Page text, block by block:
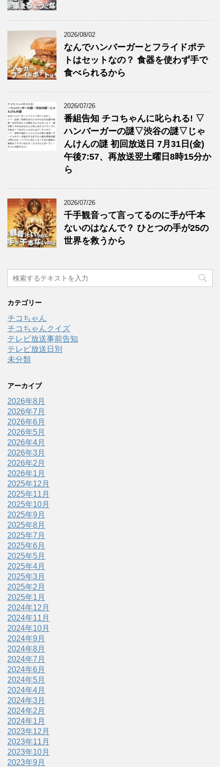
2026/08/02
なんでハンバーガーとフライドポテ
トはセットなの？ 食器を使わず手で
食べられるから
2026/07/26
番組告知 チコちゃんに叱られる! ▽
ハンバーガーの謎▽渋谷の謎▽じゃ
んけんの謎 初回放送日 7月31日(金)
午後7:57、再放送翌土曜日8時15分か
ら
2026/07/26
千手観音って言ってるのに手が千本
ないのはなんで？ ひとつの手が25の
世界を救うから
カテゴリー
チコちゃん
チコちゃんクイズ
テレビ放送事前告知
テレビ放送日別
未分類
アーカイブ
2026年8月
2026年7月
2026年6月
2026年5月
2026年4月
2026年3月
2026年2月
2026年1月
2025年12月
2025年11月
2025年10月
2025年9月
2025年8月
2025年7月
2025年6月
2025年5月
2025年4月
2025年3月
2025年2月
2025年1月
2024年12月
2024年11月
2024年10月
2024年9月
2024年8月
2024年7月
2024年6月
2024年5月
2024年4月
2024年3月
2024年2月
2024年1月
2023年12月
2023年11月
2023年10月
2023年9月